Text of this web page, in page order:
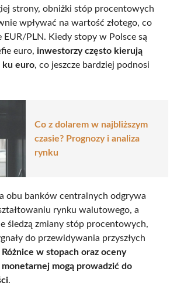
strony, obniżki stóp procentowych
wpływać na wartość złotego, co
EUR/PLN. Kiedy stopy w Polsce są
euro, inwestorzy często kierują
ku euro, co jeszcze bardziej podnosi
Co z dolarem w najbliższym
czasie? Prognozy i analiza
rynku
obu banków centralnych odgrywa
rynku walutowego, a
śledzą zmiany stóp procentowych,
do przewidywania przyszłych
Różnice w stopach oraz oceny
mogą prowadzić do
.